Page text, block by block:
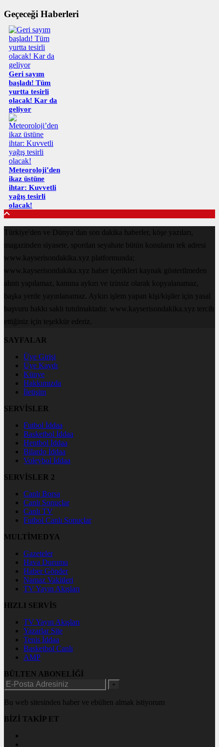
Geçeceği Haberleri
Geri sayım
başladı! Tüm
yurtta tesirli
olacak! Kar da
geliyor
Meteoroloji’den
ikaz üstüne
ihtar: Kuvvetli
yağış tesirli
olacak!
Türkiye'den ve Dünya’dan son dakika haberler, köşe yazıları,
magazinden siyasete, spordan seyahate bütün konuların tek adresi
www.kayserisondakika.xyz platformunda;
www.kayserisondakika.xyz haber içerikleri kaynak gösterilmeden
alıntı yapılamaz, kanuna aykırı ve izinsiz olarak kopyalanamaz,
başka yerde yayınlanamaz. Aykırı işlem yapan kişi/kişiler için yasal
başvuru hakkı saklı tutulmaktadır. www.kayserisondakika.xyz tercih
ettiğiniz için teşekkür ederiz.
SAYFALAR
Üye Girişi
Üye Kaydı
Künye
Hakkımızda
İletişim
SERVİSLER
Futbol İddaa
Basketbol İddaa
Hentbol İddaa
Bilardo İddaa
Voleybol İddaa
SERVİSLER 2
Canlı Borsa
Canlı Sonuçlar
Canlı TV
Futbol Canlı Sonuçlar
MULTİMEDYA
Gazeteler
Hava Durumu
Haber Gönder
Namaz Vakitleri
TV Yayın Akışları
HIZLI SERVİS
TV Yayın Akışları
Yazarlar Site
Tenis İddaa
Basketbol Canlı
AMP
BÜLTEN ABONELİĞİ
+
Bu web sitesinden haber ve ebülten almak istiyorum
BİZİ TAKİP ET